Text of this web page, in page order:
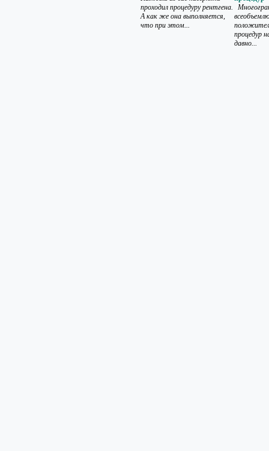
проходил процедуру рентгена.
А как же она выполняется,
что при этом...
процедур
давно...